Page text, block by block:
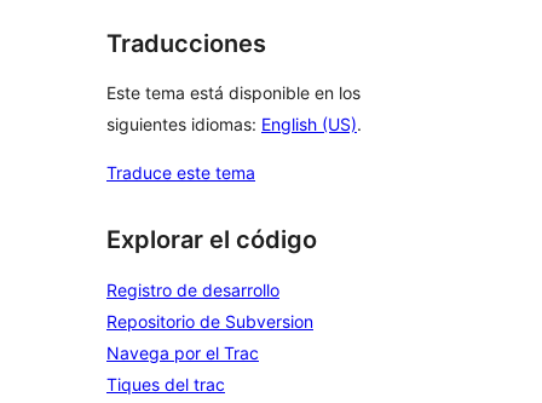
Traducciones
Este tema está disponible en los
siguientes idiomas: English (US).
Traduce este tema
Explorar el código
Registro de desarrollo
Repositorio de Subversion
Navega por el Trac
Tiques del trac